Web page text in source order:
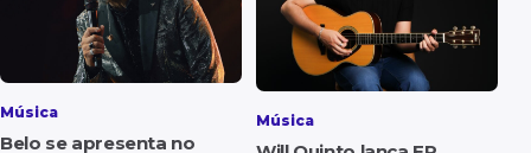
Música
Belo se apresenta no
Música